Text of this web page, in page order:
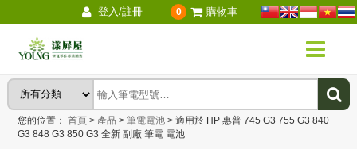
登入/註冊 0 購物車
您的位置：首頁 > 產品 > 筆電電池 > 適用於 HP 惠普 745 G3 755 G3 840
G3 848 G3 850 G3 全新 副廠 筆電 電池